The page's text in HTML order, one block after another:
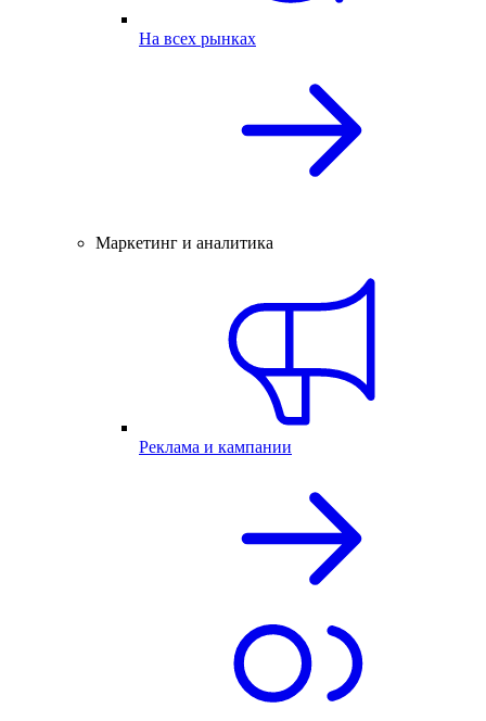
На всех рынках
Маркетинг и аналитика
Реклама и кампании